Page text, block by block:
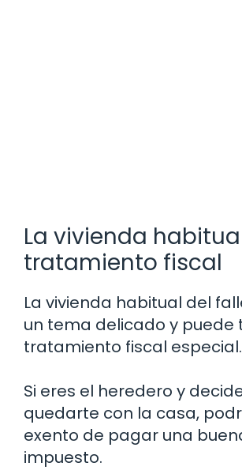
La vivienda
tratamiento fiscal
La vivienda habitual del
un tema delicado y puede
tratamiento fiscal especial.
Si eres el heredero y
quedarte con la casa,
exento de pagar una
impuesto.